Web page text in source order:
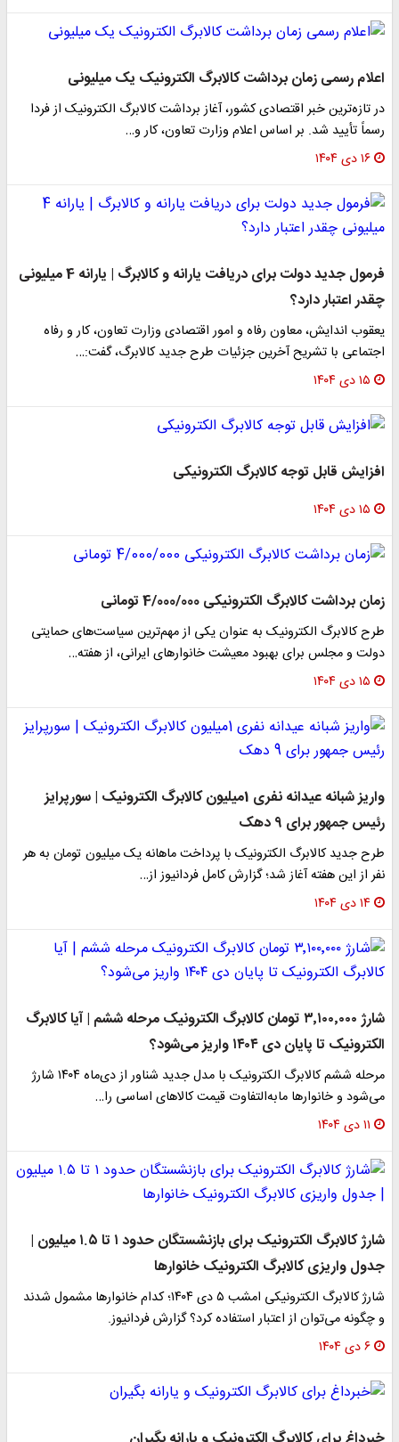
اعلام رسمی زمان برداشت کالابرگ الکترونیک یک میلیونی
در تازه‌ترین خبر اقتصادی کشور، آغاز برداشت کالابرگ الکترونیک از فردا
رسماً تأیید شد. بر اساس اعلام وزارت تعاون، کار و…
۱۶ دی ۱۴۰۴
فرمول جدید دولت برای دریافت یارانه و کالابرگ | یارانه 4 میلیونی
چقدر اعتبار دارد؟
یعقوب اندایش، معاون رفاه و امور اقتصادی وزارت تعاون، کار و رفاه
اجتماعی با تشریح آخرین جزئیات طرح جدید کالابرگ، گفت:…
۱۵ دی ۱۴۰۴
افزایش قابل توجه کالابرگ الکترونیکی
۱۵ دی ۱۴۰۴
زمان برداشت کالابرگ الکترونیکی 4/000/000 تومانی
طرح کالابرگ الکترونیک به عنوان یکی از مهم‌ترین سیاست‌های حمایتی
دولت و مجلس برای بهبود معیشت خانوارهای ایرانی، از هفته…
۱۵ دی ۱۴۰۴
واریز شبانه عیدانه نفری 1میلیون کالابرگ الکترونیک | سورپرایز
رئیس جمهور برای 9 دهک
طرح جدید کالابرگ الکترونیک با پرداخت ماهانه یک میلیون تومان به هر
نفر از این هفته آغاز شد؛ گزارش کامل فردانیوز از…
۱۴ دی ۱۴۰۴
شارژ ۳٬۱۰۰٬۰۰۰ تومان کالابرگ الکترونیک مرحله ششم | آیا کالابرگ
الکترونیک تا پایان دی ۱۴۰۴ واریز می‌شود؟
مرحله ششم کالابرگ الکترونیک با مدل جدید شناور از دی‌ماه ۱۴۰۴ شارژ
می‌شود و خانوارها مابه‌التفاوت قیمت کالاهای اساسی را…
۱۱ دی ۱۴۰۴
شارژ کالابرگ الکترونیک برای بازنشستگان حدود ۱ تا ۱.۵ میلیون |
جدول واریزی کالابرگ الکترونیک خانوارها
شارژ کالابرگ الکترونیکی امشب ۵ دی ۱۴۰۴؛ کدام خانوارها مشمول شدند
و چگونه می‌توان از اعتبار استفاده کرد؟ گزارش فردانیوز.
۶ دی ۱۴۰۴